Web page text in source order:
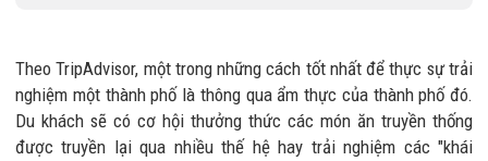
Theo TripAdvisor, một trong những cách tốt nhất để thực sự trải
nghiệm một thành phố là thông qua ẩm thực của thành phố đó.
Du khách sẽ có cơ hội thưởng thức các món ăn truyền thống
được truyền lại qua nhiều thế hệ hay trải nghiệm các "khái